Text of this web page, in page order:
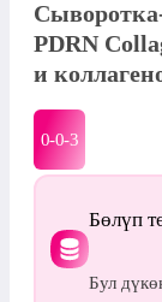
PDRN
и
0-0-3
Бөлүп
Бул